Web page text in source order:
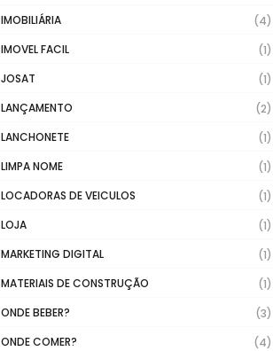
IMOBILIÁRIA
(4)
IMOVEL FACIL
(1)
JOSAT
(1)
LANÇAMENTO
(2)
LANCHONETE
(1)
LIMPA NOME
(1)
LOCADORAS DE VEICULOS
(1)
LOJA
(1)
MARKETING DIGITAL
(1)
MATERIAIS DE CONSTRUÇÃO
(1)
ONDE BEBER?
(3)
ONDE COMER?
(4)